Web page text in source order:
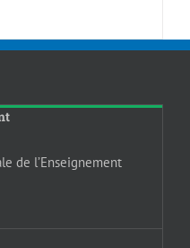
de l’Enseignement